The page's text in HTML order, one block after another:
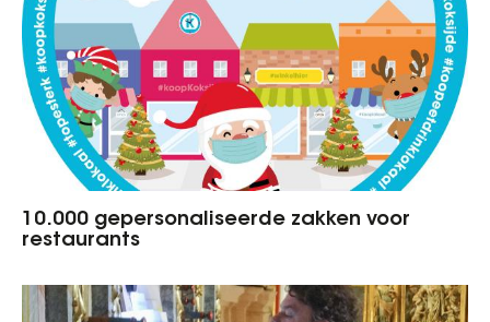
10.000 gepersonaliseerde zakken voor
restaurants